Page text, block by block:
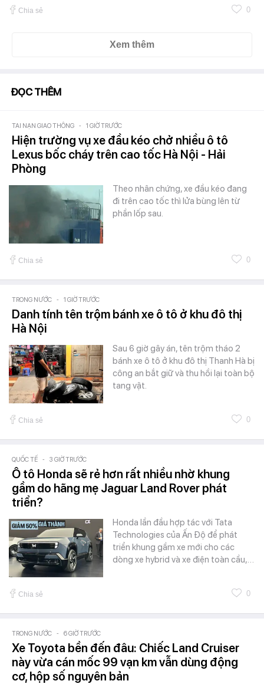
Chia sẻ 0
Xem thêm
ĐỌC THÊM
TAI NẠN GIAO THÔNG - 1 GIỜ TRƯỚC
Hiện trường vụ xe đầu kéo chở nhiều ô tô
Lexus bốc cháy trên cao tốc Hà Nội - Hải
Phòng
Theo nhân chứng, xe đầu kéo đang
đi trên cao tốc thì lửa bùng lên từ
phần lốp sau.
Chia sẻ 0
TRONG NƯỚC - 1 GIỜ TRƯỚC
Danh tính tên trộm bánh xe ô tô ở khu đô thị
Hà Nội
Sau 6 giờ gây án, tên trộm tháo 2
bánh xe ô tô ở khu đô thị Thanh Hà bị
công an bắt giữ và thu hồi lại toàn bộ
tang vật.
Chia sẻ 0
QUỐC TẾ - 3 GIỜ TRƯỚC
Ô tô Honda sẽ rẻ hơn rất nhiều nhờ khung
gầm do hãng mẹ Jaguar Land Rover phát
triển?
Honda lần đầu hợp tác với Tata
Technologies của Ấn Độ để phát
triển khung gầm xe mới cho các
dòng xe hybrid và xe điện toàn cầu,…
Chia sẻ 0
TRONG NƯỚC - 6 GIỜ TRƯỚC
Xe Toyota bền đến đâu: Chiếc Land Cruiser
này vừa cán mốc 99 vạn km vẫn dùng động
cơ, hộp số nguyên bản